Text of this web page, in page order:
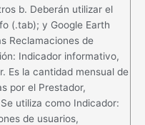
b. Deberán utilizar el
(.tab); y Google Earth
Reclamaciones de
Indicador informativo,
Es la cantidad mensual de
por el Prestador,
utiliza como Indicador:
de usuarios,